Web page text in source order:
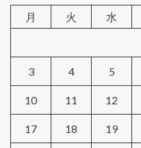
月
火 水
3 4 5
10 11 12
17 18 19